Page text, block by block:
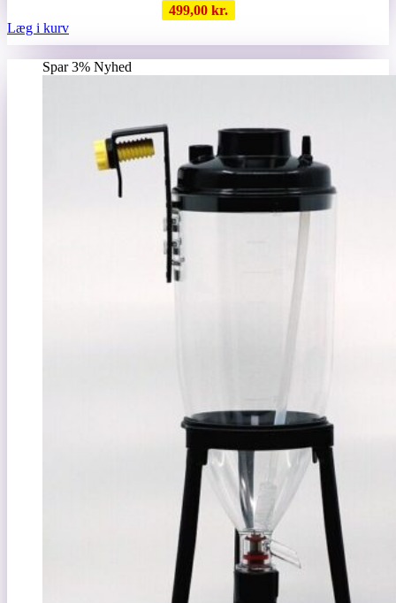
499,00 kr.
Læg i kurv
Spar 3% Nyhed